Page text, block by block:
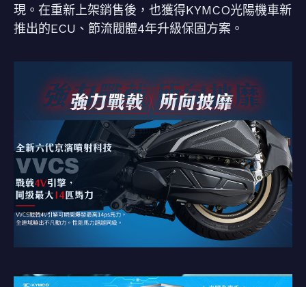
現。在重新上架銷售後，也獲得KYMCO光陽機車新
推出的ECU、節流閥體4年升級保固方案。